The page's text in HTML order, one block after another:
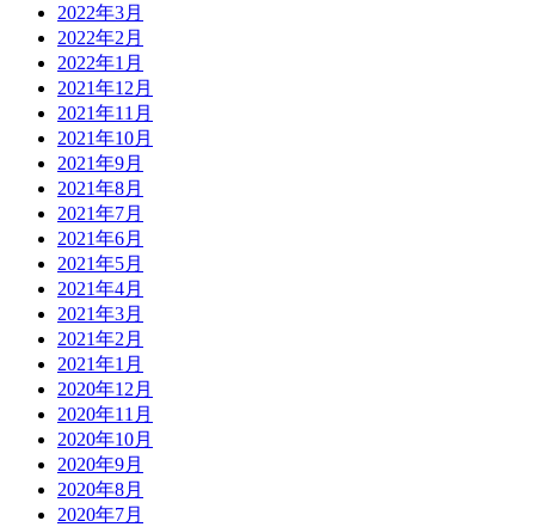
2022年3月
2022年2月
2022年1月
2021年12月
2021年11月
2021年10月
2021年9月
2021年8月
2021年7月
2021年6月
2021年5月
2021年4月
2021年3月
2021年2月
2021年1月
2020年12月
2020年11月
2020年10月
2020年9月
2020年8月
2020年7月